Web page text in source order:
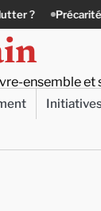
Précarité, canicule,
ensemble et